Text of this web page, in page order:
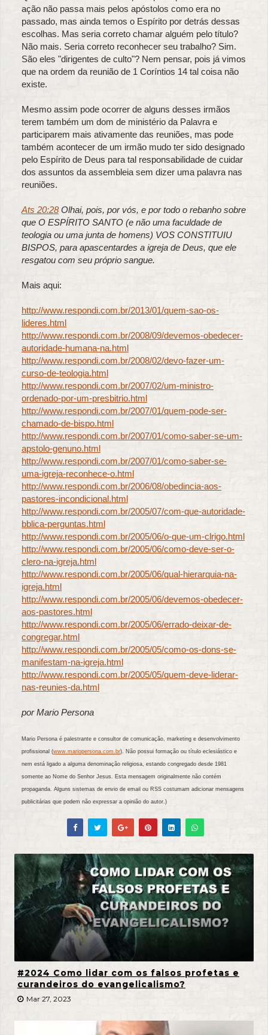
ação não passa mais pelos apóstolos como era no
passado, mas ainda temos o Espírito por detrás dessas
escolhas. Mas seria correto chamar alguém pelo título?
Não mais. Seria correto reconhecer seu trabalho? Sim.
São eles "dirigentes de culto"? Nem pensar, pois já vimos
que na ordem da reunião de 1 Coríntios 14 tal coisa não
existe.
Mesmo assim pode ocorrer de alguns desses irmãos
terem também um dom de ministério da Palavra e
participarem mais ativamente das reuniões, mas pode
também acontecer de um irmão mudo ter sido designado
pelo Espírito de Deus para tal responsabilidade de cuidar
dos assuntos da assembleia sem dizer uma palavra nas
reuniões.
Ats 20:28Olhai, pois, por vós, e por todo o rebanho sobre
que O ESPÍRITO SANTO (e não uma faculdade de
teologia ou uma junta de homens) VOS CONSTITUIU
BISPOS, para apascentardes a igreja de Deus, que ele
resgatou com seu próprio sangue.
Mais aqui:
http://www.respondi.com.br/2013/01/quem-sao-os-
lideres.html
http://www.respondi.com.br/2008/09/devemos-obedecer-
autoridade-humana-na.html
http://www.respondi.com.br/2008/02/devo-fazer-um-
curso-de-teologia.html
http://www.respondi.com.br/2007/02/um-ministro-
ordenado-por-um-presbitrio.html
http://www.respondi.com.br/2007/01/quem-pode-ser-
chamado-de-bispo.html
http://www.respondi.com.br/2007/01/como-saber-se-um-
apstolo-genuno.html
http://www.respondi.com.br/2007/01/como-saber-se-
uma-igreja-reconhece-o.html
http://www.respondi.com.br/2006/08/obedincia-aos-
pastores-incondicional.html
http://www.respondi.com.br/2005/07/com-que-autoridade-
bblica-perguntas.html
http://www.respondi.com.br/2005/06/o-que-um-clrigo.html
http://www.respondi.com.br/2005/06/como-deve-ser-o-
clero-na-igreja.html
http://www.respondi.com.br/2005/06/qual-hierarquia-na-
igreja.html
http://www.respondi.com.br/2005/06/devemos-obedecer-
aos-pastores.html
http://www.respondi.com.br/2005/06/errado-deixar-de-
congregar.html
http://www.respondi.com.br/2005/05/como-os-dons-se-
manifestam-na-igreja.html
http://www.respondi.com.br/2005/05/quem-deve-liderar-
nas-reunies-da.html
por Mario Persona
Mario Persona é palestrante e consultor de comunicação, marketing e desenvolvimento
profissional (www.mariopersona.com.br). Não possui formação ou título eclesiástico e
nem está ligado a alguma denominação religiosa, estando congregado desde 1981
somente ao Nome do Senhor Jesus. Esta mensagem originalmente não contém
propaganda. Alguns sistemas de envio de email ou RSS costumam adicionar mensagens
publicitárias que podem não expressar a opinião do autor.)
#2024 Como lidar com os falsos profetas e
curandeiros do evangelicalismo?
Mar 27, 2023